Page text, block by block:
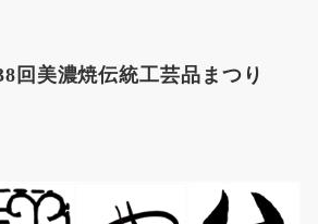
回美濃焼伝統工芸品まつり